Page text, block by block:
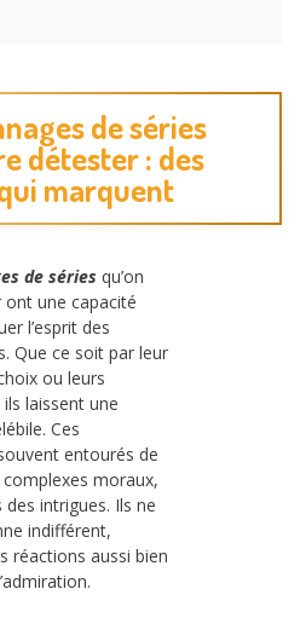
de séries
détester : des
marquent
de séries qu’on
une capacité
l’esprit des
Que ce soit par leur
ou leurs
laissent une
Ces
entourés de
moraux,
intrigues. Ils ne
indifférent,
réactions aussi bien